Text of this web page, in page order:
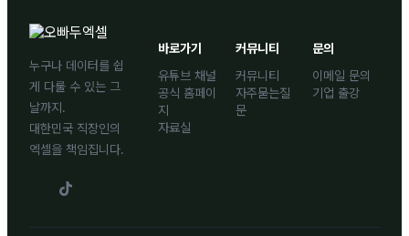
누구나 데이터를 쉽
게 다룰 수 있는 그
날까지.
대한민국 직장인의
엑셀을 책임집니다.
바로가기
유튜브 채널
공식 홈페이
지
자료실
커뮤니티
커뮤니티
자주묻는질
문
문의
이메일 문의
기업 출강